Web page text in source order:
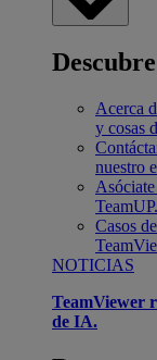
Acerca
y cosas
nuestro
Asóciate
TeamUP.
Casos
NOTICIAS
TeamViewer
de IA.